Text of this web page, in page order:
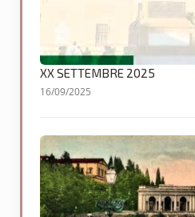
XX SETTEMBRE 2025
16/09/2025